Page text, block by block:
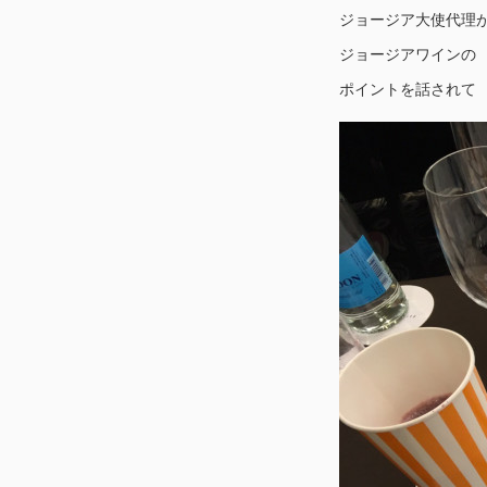
ジョージア大使代理
ジョージアワインの
ポイントを話されて